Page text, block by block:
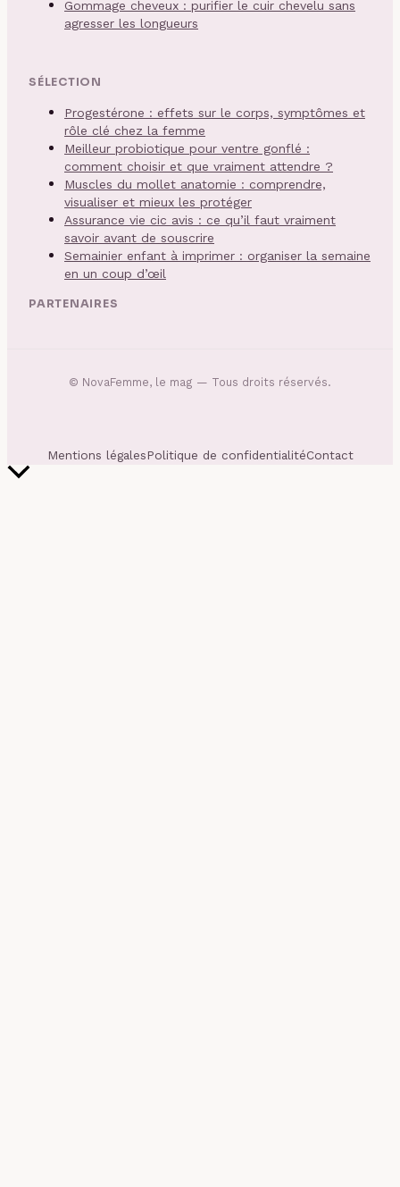
Gommage cheveux : purifier le cuir chevelu sans
agresser les longueurs
SÉLECTION
Progestérone : effets sur le corps, symptômes et
rôle clé chez la femme
Meilleur probiotique pour ventre gonflé :
comment choisir et que vraiment attendre ?
Muscles du mollet anatomie : comprendre,
visualiser et mieux les protéger
Assurance vie cic avis : ce qu’il faut vraiment
savoir avant de souscrire
Semainier enfant à imprimer : organiser la semaine
en un coup d’œil
PARTENAIRES
© NovaFemme, le mag — Tous droits réservés.
Mentions légalesPolitique de confidentialitéContact